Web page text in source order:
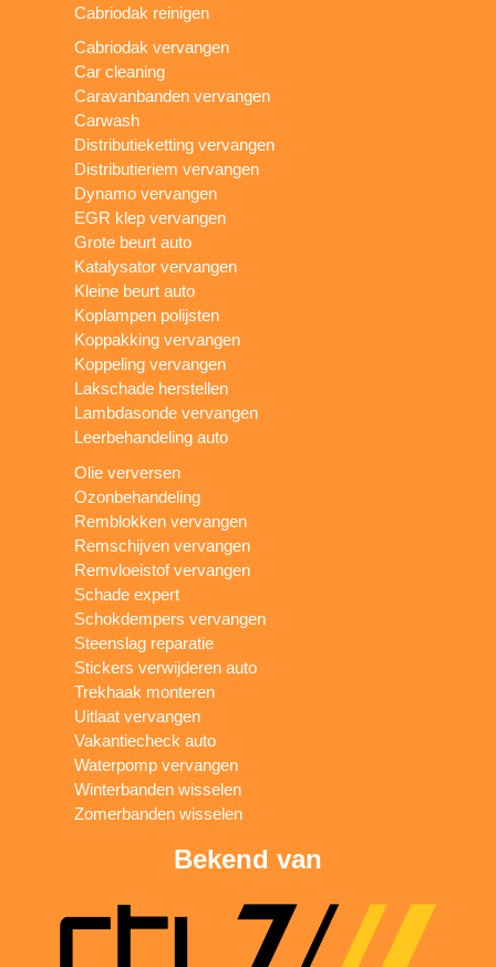
Cabriodak reinigen
Cabriodak vervangen
Car cleaning
Caravanbanden vervangen
Carwash
Distributieketting vervangen
Distributieriem vervangen
Dynamo vervangen
EGR klep vervangen
Grote beurt auto
Katalysator vervangen
Kleine beurt auto
Koplampen polijsten
Koppakking vervangen
Koppeling vervangen
Lakschade herstellen
Lambdasonde vervangen
Leerbehandeling auto
Olie verversen
Ozonbehandeling
Remblokken vervangen
Remschijven vervangen
Remvloeistof vervangen
Schade expert
Schokdempers vervangen
Steenslag reparatie
Stickers verwijderen auto
Trekhaak monteren
Uitlaat vervangen
Vakantiecheck auto
Waterpomp vervangen
Winterbanden wisselen
Zomerbanden wisselen
Bekend van